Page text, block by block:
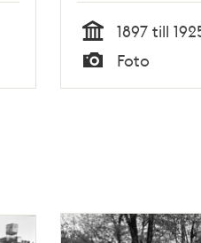
Tid
1897 till
Typ
Foto